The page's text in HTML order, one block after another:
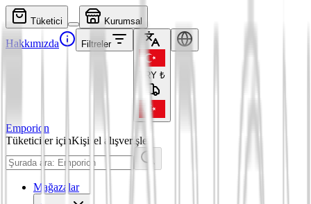
Tüketici Kurumsal
Hakkımızda Filtreler
TRY ₺
Emporion
Tüketiciler içinKişisel alışverişler
Mağazalar